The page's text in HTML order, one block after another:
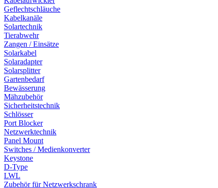
Geflechtschläuche
Kabelkanäle
Solartechnik
Tierabwehr
Zangen / Einsätze
Solarkabel
Solaradapter
Solarsplitter
Gartenbedarf
Bewässerung
Mähzubehör
Sicherheitstechnik
Schlösser
Port Blocker
Netzwerktechnik
Panel Mount
Switches / Medienkonverter
Keystone
D-Type
LWL
Zubehör für Netzwerkschrank